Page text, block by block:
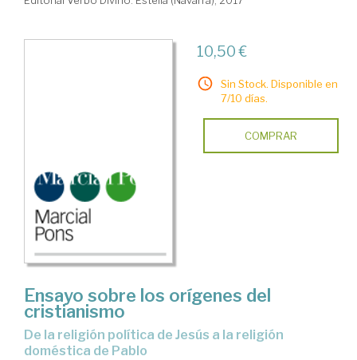
10,50 €
Sin Stock. Disponible en
7/10 días.
COMPRAR
Ensayo sobre los orígenes del
cristianismo
de la religión política de Jesús a la religión
doméstica de Pablo